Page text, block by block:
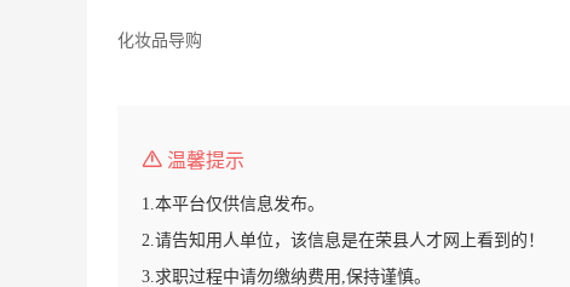
化妆品导购
温馨提示
1.本平台仅供信息发布。
2.请告知用人单位，该信息是在荣县人才网上看到的！
3.求职过程中请勿缴纳费用,保持谨慎。